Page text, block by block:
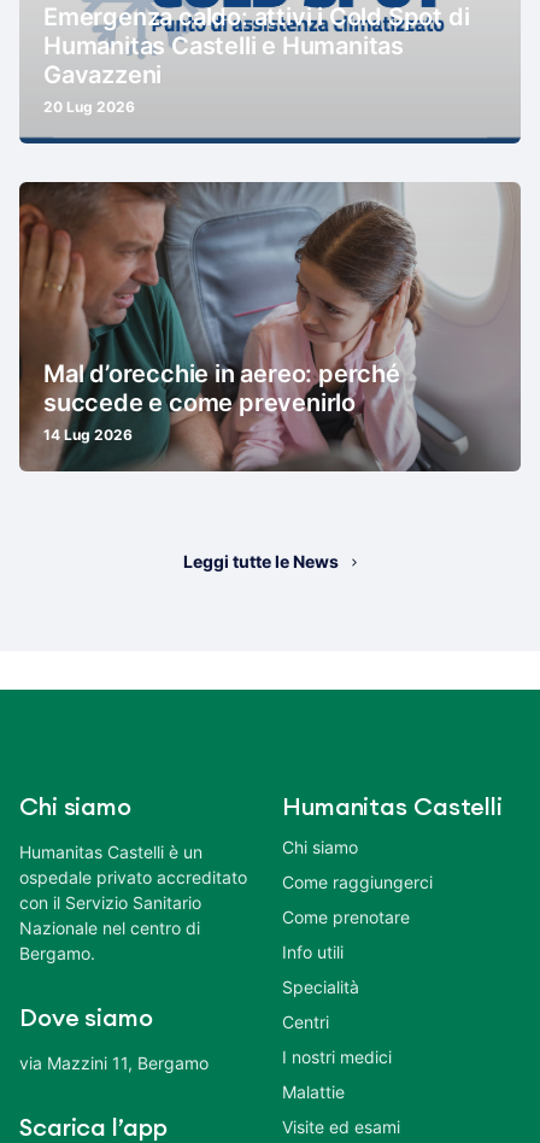
Emergenza caldo: attivi i Cold Spot di
Humanitas Castelli e Humanitas
Gavazzeni
20 Lug 2026
Mal d’orecchie in aereo: perché
succede e come prevenirlo
14 Lug 2026
Leggi tutte le News
Chi siamo
Humanitas Castelli è un
ospedale privato accreditato
con il Servizio Sanitario
Nazionale nel centro di
Bergamo.
Dove siamo
via Mazzini 11, Bergamo
Scarica l’app
Humanitas Castelli
Chi siamo
Come raggiungerci
Come prenotare
Info utili
Specialità
Centri
I nostri medici
Malattie
Visite ed esami